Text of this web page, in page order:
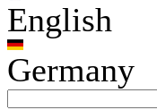
English
Germany